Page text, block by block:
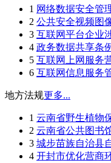
1 网络数据安全管
2 公共安全视频图
3 互联网平台企业
4 政务数据共享条
5 互联网上网服务
6 互联网信息服务
地方法规更多...
1 云南省野生植物
2 云南省公共图书
3 城步苗族自治县
4 开封市优化营商